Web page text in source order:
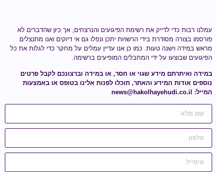
עמלנו רבות כדי לדייק את רשימת הפיגועים והנרצחים, אך כיון שהדברים לא
פורסמו בצורה מסודרת בידי הרשויות יתכן ונפלו גם אי דיוקים ואנו מתנצלים
מראש במידה וישנה טעות. כמו כן אנו עדיין עמלים על מחקר כדי לגלות את כל
הפיגועים שבוצעו על ידי המחבלים המופיעים ברשימה.
במידה ואיתרתם מידע שגוי או חסר, או במידה וברצונכם לקבל פרטים
נוספים אודות המידע והאתר, תוכלו לפנות אלינו בטופס או באמצעות
המייל:
news@hakolhayehudi.co.il